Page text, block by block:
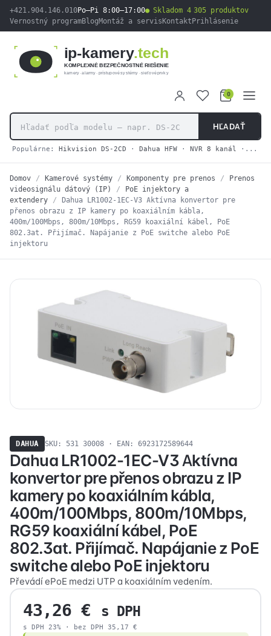
obsah
+421.904.146.010Po–Pi 8:00–17:00
Skladom 4 305 produktov
Vernostný programBlogMontáž a servisKontaktPrihlásenie
ip-kamery.tech
KOMPLEXNÉ BEZPEČNOSTNÉ RIEŠENIE
kamery · alarmy · prístupové systémy · sieťové prvky
HĽADAŤ
Populárne: Hikvision DS-2CD · Dahua HFW · NVR 8 kanál · 2N IP
0
Domov / Kamerové systémy / Komponenty pre prenos /
Prenos
videosignálu dátový (IP)
/
PoE injektory a
extendery / Dahua LR1002-1EC-V3 Aktívna konvertor pre
přenos obrazu z IP kamery po koaxiálním kábla,
400m/100Mbps, 800m/10Mbps, RG59 koaxiální kábel, PoE
802.3at. Přijímač. Napájanie z PoE switche alebo PoE
injektoru
DAHUA SKU: 531 30008 · EAN: 6923172589644
Dahua LR1002-1EC-V3 Aktívna
konvertor pre přenos obrazu z IP
kamery po koaxiálním kábla,
400m/100Mbps, 800m/10Mbps,
RG59 koaxiální kábel, PoE
802.3at. Přijímač. Napájanie z PoE
switche alebo PoE injektoru
Převádí ePoE medzi UTP a koaxiálním vedením.
43,26€ s DPH
s DPH 23% · bez DPH 35,17 €